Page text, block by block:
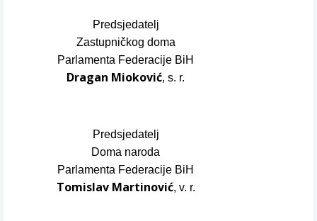
Predsjedatelj
Zastupničkog doma
Parlamenta Federacije BiH
Dragan Mioković, s. r.
Predsjedatelj
Doma naroda
Parlamenta Federacije BiH
Tomislav Martinović, v. r.